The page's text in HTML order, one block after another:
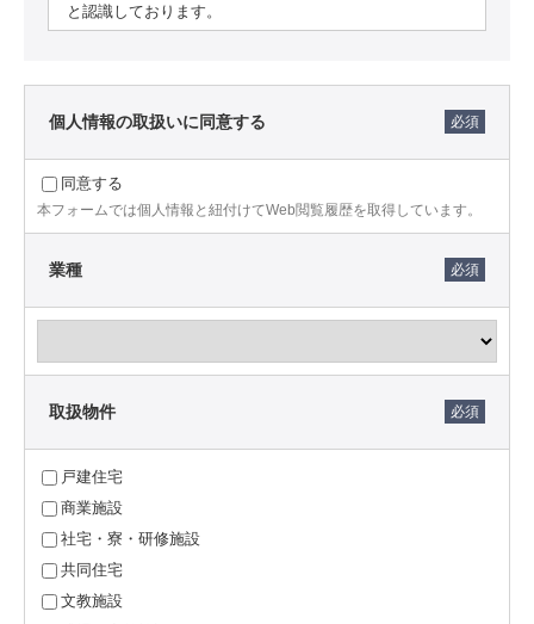
お知らせプライバシーポリシーサイトマップ関連団体リンク集
と認識しております。
尊重し、当社サービス及び製品の提供の過程で取得する
扱うため、当社の全ての従業員等が遵守すべき行動基準
として、このプライバシーポリシーを定め、全ての従業
員等に周知徹底を図るとともに、確実に実行いたしま
す。
１． 個人情報取扱事業者の名称、住所及び代表者の氏名
リリカラ株式会社
代表取締役社長執行役員 岡田 卓哉
２．当社の個人情報保護方針の目的
当社は、確実な個人情報の保護を実現し、お客様への継
続的な安心を提供するために、このプライバシーポリシ
ーを定めます。
個人情報の取扱いに同意する
同意する
本フォームでは個人情報と紐付けてWeb閲覧履歴を取得しています。
業種
取扱物件
戸建住宅
商業施設
社宅・寮・研修施設
共同住宅
文教施設